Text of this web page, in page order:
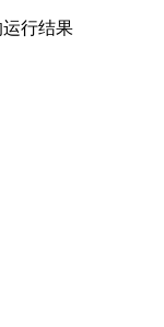
行结果